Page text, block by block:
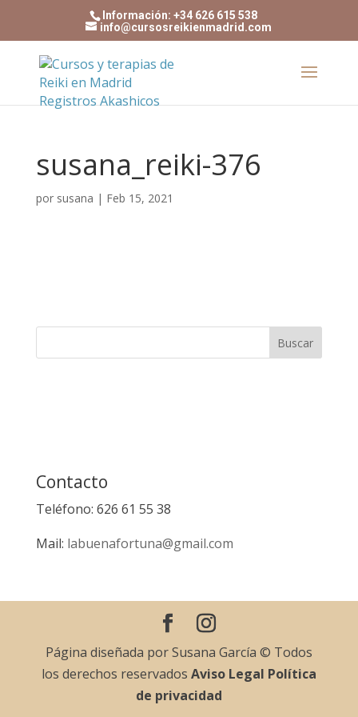
Información: +34 626 615 538
info@cursosreikienmadrid.com
susana_reiki-376
por susana | Feb 15, 2021
Contacto
Teléfono: 626 61 55 38
Mail: labuenafortuna@gmail.com
Página diseñada por Susana García © Todos
los derechos reservados Aviso Legal Política
de privacidad